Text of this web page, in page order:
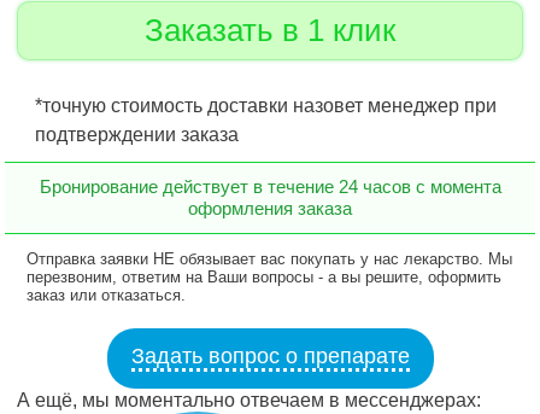
Заказать в 1 клик
*точную стоимость доставки назовет менеджер при
подтверждении заказа
Бронирование действует в течение 24 часов с момента
оформления заказа
Отправка заявки НЕ обязывает вас покупать у нас лекарство. Мы
перезвоним, ответим на Ваши вопросы - а вы решите, оформить
заказ или отказаться.
Задать вопрос о препарате
А ещё, мы моментально отвечаем в мессенджерах: